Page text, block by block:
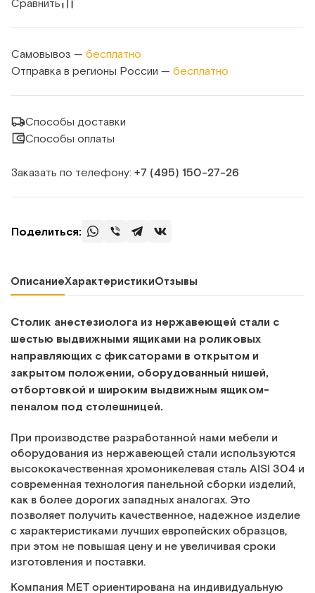
Сравнить
Самовывоз — бесплатно
Отправка в регионы России — бесплатно
Способы доставки
Способы оплаты
Заказать по телефону: +7 (495) 150‑27‑26
Поделиться:
ОписаниеХарактеристикиОтзывы
Столик анестезиолога из нержавеющей стали с
шестью выдвижными ящиками на роликовых
направляющих с фиксаторами в открытом и
закрытом положении, оборудованный нишей,
отбортовкой и широким выдвижным ящиком-
пеналом под столешницей.
При производстве разработанной нами мебели и
оборудования из нержавеющей стали используются
высококачественная хромоникелевая сталь AISI 304 и
современная технология панельной сборки изделий,
как в более дорогих западных аналогах. Это
позволяет получить качественное, надежное изделие
с характеристиками лучших европейских образцов,
при этом не повышая цену и не увеличивая сроки
изготовления и поставки.
Компания МЕТ ориентирована на индивидуальную